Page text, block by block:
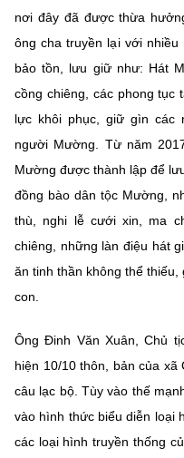
Vietnamese
BỘ KHOA
Điều khoản sử dụng Theo
Cơ quan chủ quản: Bộ Khoa
Chịu trách nhiệm nội dung:
Địa chỉ: Ban Biên tập Cổng
Điện thoại: 024 3936 9506
Email:stc@mst.gov.vn
©2026 Bản quyền thuộc Bộ
(Ghi rõ nguồn "https://
nơi đây đã được thừa
ông cha truyền lại với
bảo tồn, lưu giữ như: Hát
cồng chiêng, các phong tục
lực khôi phục, giữ gìn các
người Mường. Từ năm
Mường được thành lập để
đồng bào dân tộc Mường,
thù, nghi lễ cưới xin, ma
chiêng, những làn điệu hát
ăn tinh thần không thể
con.
Ông Đinh Văn Xuân, Chủ
hiện 10/10 thôn, bản của
câu lạc bộ. Tùy vào thế
vào hình thức biểu diễn loại
các loại hình truyền thống